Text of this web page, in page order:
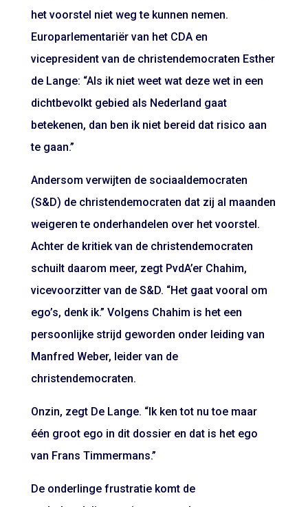
het voorstel niet weg te kunnen nemen.
Europarlementariër van het CDA en
vicepresident van de christendemocraten Esther
de Lange: “Als ik niet weet wat deze wet in een
dichtbevolkt gebied als Nederland gaat
betekenen, dan ben ik niet bereid dat risico aan
te gaan.”
Andersom verwijten de sociaaldemocraten
(S&D) de christendemocraten dat zij al maanden
weigeren te onderhandelen over het voorstel.
Achter de kritiek van de christendemocraten
schuilt daarom meer, zegt PvdA’er Chahim,
vicevoorzitter van de S&D. “Het gaat vooral om
ego’s, denk ik.” Volgens Chahim is het een
persoonlijke strijd geworden onder leiding van
Manfred Weber, leider van de
christendemocraten.
Onzin, zegt De Lange. “Ik ken tot nu toe maar
één groot ego in dit dossier en dat is het ego
van Frans Timmermans.”
De onderlinge frustratie komt de